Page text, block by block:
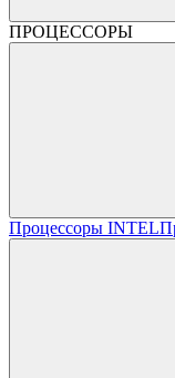
ПРОЦЕССОРЫ
Процессоры INTEL